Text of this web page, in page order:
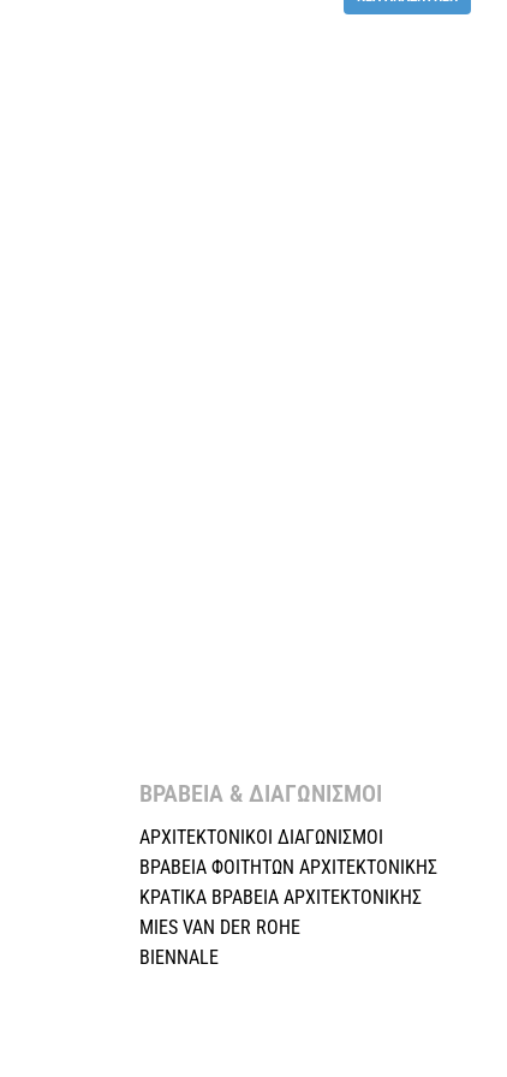
ΒΡΑΒΕΙΑ & ΔΙΑΓΩΝΙΣΜΟΙ ​
ΑΡΧΙΤΕΚΤΟΝΙΚΟΙ ΔΙΑΓΩΝΙΣΜΟΙ
ΒΡΑΒΕΙΑ ΦΟΙΤΗΤΩΝ ΑΡΧΙΤΕΚΤΟΝΙΚΗΣ
ΚΡΑΤΙΚΑ ΒΡΑΒΕΙΑ ΑΡΧΙΤΕΚΤΟΝΙΚΗΣ
MIES VAN DER ROHE
BIENNALE